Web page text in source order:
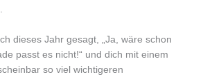
dieses Jahr gesagt, „Ja, wäre schon
passt es nicht!“ und dich mit einem
so viel wichtigeren